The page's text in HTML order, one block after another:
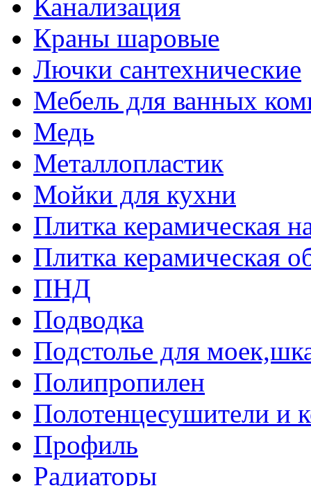
Канализация
Краны шаровые
Лючки сантехнические
Мебель для ванных
Медь
Металлопластик
Мойки для кухни
Плитка керамическая
Плитка керамическая
ПНД
Подводка
Подстолье для
Полипропилен
Полотенцесушители и
Профиль
Радиаторы